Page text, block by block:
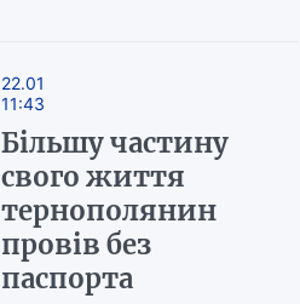
22.01
11:43
Більшу частину
свого життя
тернополянин
провів без
паспорта